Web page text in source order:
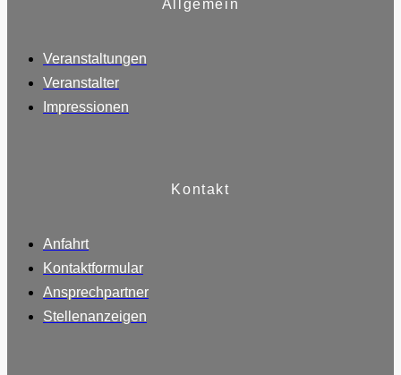
Allgemein
Veranstaltungen
Veranstalter
Impressionen
Kontakt
Anfahrt
Kontaktformular
Ansprechpartner
Stellenanzeigen